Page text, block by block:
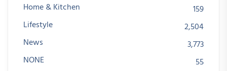
Home & Kitchen
159
Lifestyle
2,504
News
3,773
NONE
55